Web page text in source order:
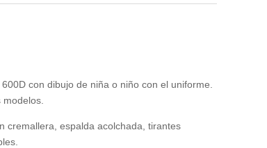
con dibujo de niña o niño con el uniforme.
cremallera, espalda acolchada, tirantes